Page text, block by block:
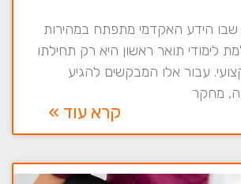
שבו הידע האקדמי מתפתח במהירות
לימודי תואר ראשון היא רק תחילתו
עבור אלו המבקשים להגיע
מחקר
קרא עוד »